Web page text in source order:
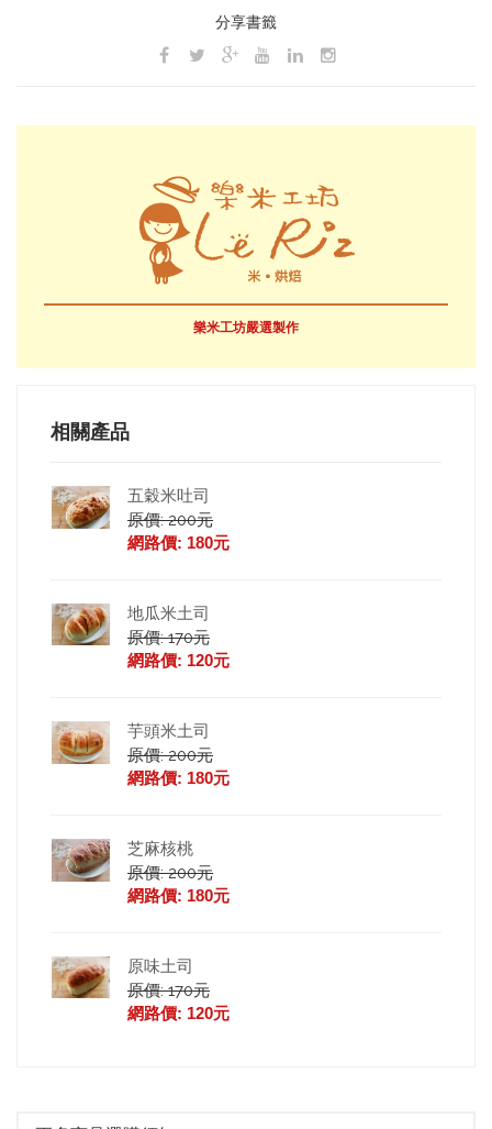
分享書籤
樂米工坊嚴選製作
相關產品
五穀米吐司
原價: 200元
網路價: 180元
地瓜米土司
原價: 170元
網路價: 120元
芋頭米土司
原價: 200元
網路價: 180元
芝麻核桃
原價: 200元
網路價: 180元
原味土司
原價: 170元
網路價: 120元